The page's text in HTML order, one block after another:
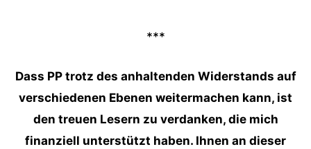
***
Dass PP trotz des anhaltenden Widerstands auf
verschiedenen Ebenen weitermachen kann, ist
den treuen Lesern zu verdanken, die mich
finanziell unterstützt haben. Ihnen an dieser